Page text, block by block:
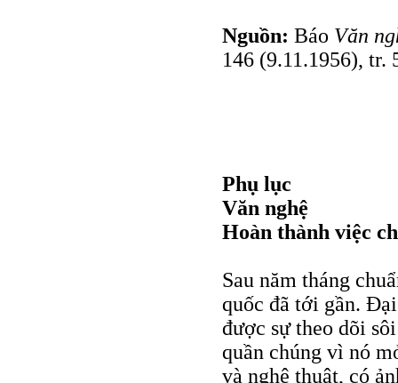
Nguồn: Báo Văn
146 (9.11.1956), tr.
Phụ lục
Văn nghệ
Hoàn thành việc
Sau năm tháng
quốc đã tới gần.
được sự theo dõi
quần chúng vì nó
và nghệ thuật, có